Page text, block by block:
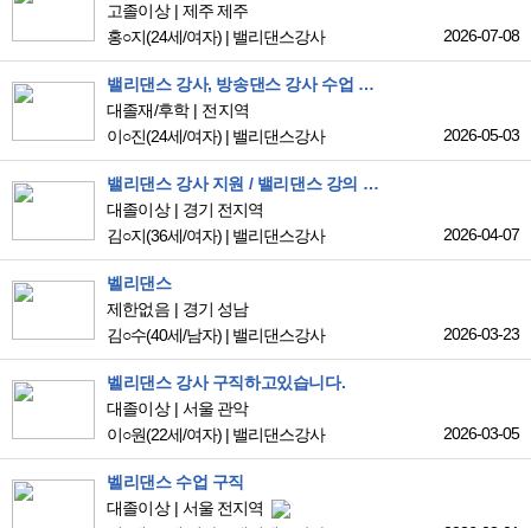
고졸이상
제주 제주
홍○지(24세/여자) | 밸리댄스강사 2026-07-08
밸리댄스 강사, 방송댄스 강사 수업 가능합니다 . 경력 17년차 수업 진행 경력 있습니다 .
대졸재/후학
전지역
이○진(24세/여자) | 밸리댄스강사 2026-05-03
밸리댄스 강사 지원 / 밸리댄스 강의 희망합니다.
대졸이상
경기 전지역
김○지(36세/여자) | 밸리댄스강사 2026-04-07
벨리댄스
제한없음
경기 성남
김○수(40세/남자) | 밸리댄스강사 2026-03-23
벨리댄스 강사 구직하고있습니다.
대졸이상
서울 관악
이○원(22세/여자) | 밸리댄스강사 2026-03-05
벨리댄스 수업 구직
대졸이상
서울 전지역